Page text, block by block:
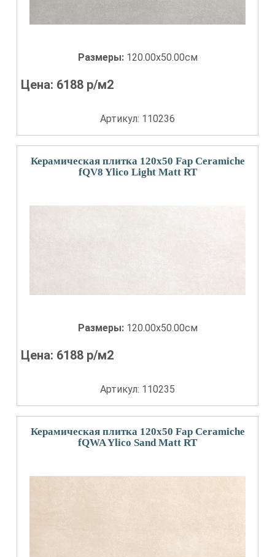
Размеры: 120.00x50.00см
Цена: 6188 р/м2
Артикул: 110236
Керамическая плитка 120x50 Fap Ceramiche
fQV8 Ylico Light Matt RT
Размеры: 120.00x50.00см
Цена: 6188 р/м2
Артикул: 110235
Керамическая плитка 120x50 Fap Ceramiche
fQWA Ylico Sand Matt RT